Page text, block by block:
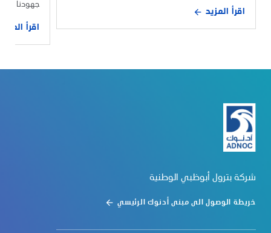
اقرأ المزيد
جهودنا
اقرأ المزيد
شركة بترول أبوظبي الوطنية
خريطة الوصول الى مبنى أدنوك الرئيسي